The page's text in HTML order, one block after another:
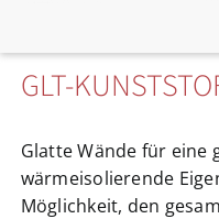
GLT-
Glatte Wände für eine
wärmeisolierende
Möglichkeit, den